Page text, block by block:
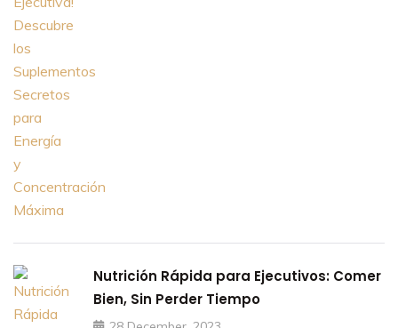
Nutrición Rápida para Ejecutivos: Comer
Bien, Sin Perder Tiempo